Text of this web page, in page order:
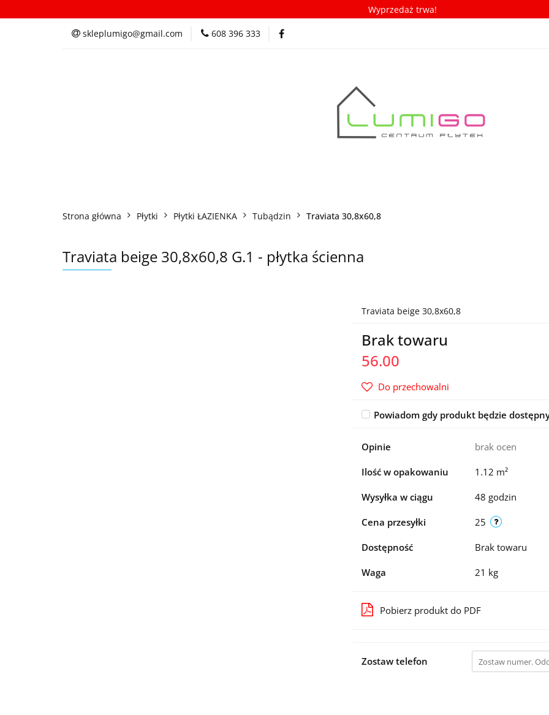
Wyprzedaż trwa!
skleplumigo@gmail.com 608 396 333
Kategorie Inspiracje Porady/ABC płytek Nowości
Strona główna Płytki Płytki ŁAZIENKA Tubądzin Traviata 30,8x60,8
Traviata beige 30,8x60,8 G.1 - płytka ścienna
Traviata beige 30,8x60,8
Brak towaru
56.00
Do przechowalni
Powiadom gdy produkt będzie
Opinie brak ocen
Ilość w opakowaniu 1.12 m²
Wysyłka w ciągu 48 godzin
Cena przesyłki 25
Dostępność Brak towaru
Waga 21 kg
Pobierz produkt do PDF
Zostaw telefon